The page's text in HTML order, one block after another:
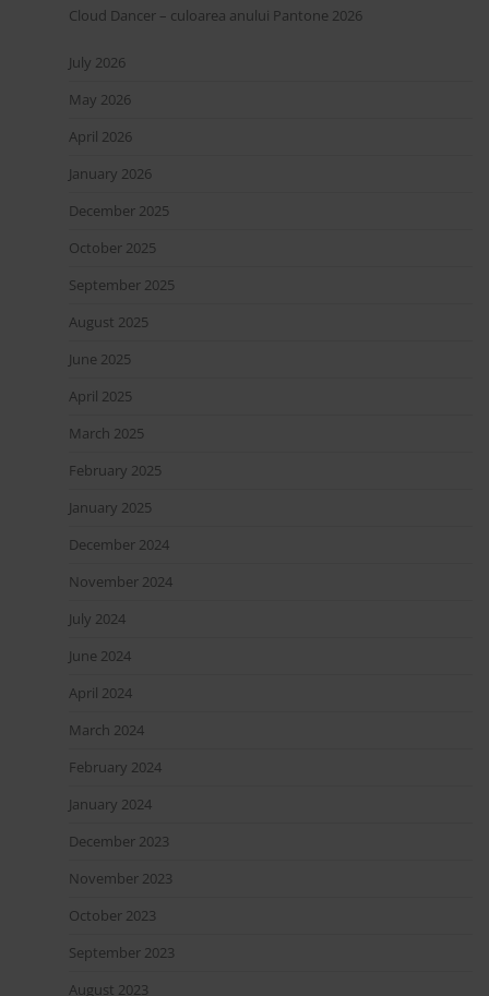
Cloud Dancer – culoarea anului Pantone 2026
July 2026
May 2026
April 2026
January 2026
December 2025
October 2025
September 2025
August 2025
June 2025
April 2025
March 2025
February 2025
January 2025
December 2024
November 2024
July 2024
June 2024
April 2024
March 2024
February 2024
January 2024
December 2023
November 2023
October 2023
September 2023
August 2023